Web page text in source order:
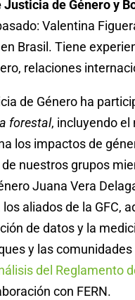
Justicia de Género y
Valentina
Brasil. Tiene
relaciones
de Género ha
forestal, incluyendo el
los impactos de
nuestros grupos
Juana Vera
aliados de la GFC,
de datos y la
y las
del Reglamento
con FERN.